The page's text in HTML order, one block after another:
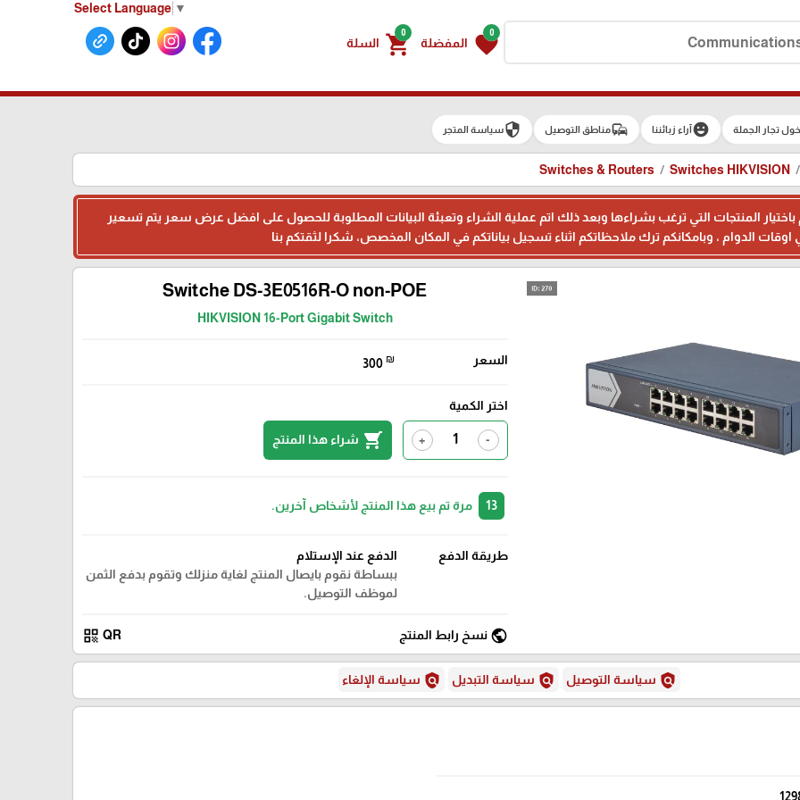
Select Language ▼
0
favorite المفضلة
0
shopping_cart السلة
تجار الجملة emoji_emotionsآراء زبائننا commuteمناطق التوصيل securityسياسة المتجر
Switches & Routers Switches HIKVISION
باختيار المنتجات التي ترغب بشراءها وبعد ذلك اتم عملية الشراء وتعبئة البيانات المطلوبة للحصول على افضل عرض سعر يتم تسعير
Switche DS-3E0516R-O non-POE
HIKVISION 16-Port Gigabit Switch
السعر 300 ₪
اختر الكمية
-
+
shopping_cart شراء هذا المنتج
13 مرة تم بيع هذا المنتج لأشخاص آخرين.
طريقة الدفع
الدفع عند الإستلام
ببساطة نقوم بايصال المنتج لغاية منزلك وتقوم بدفع الثمن
لموظف التوصيل.
public نسخ رابط المنتج QR
qr_code
policy سياسة التوصيل policy سياسة التبديل policy سياسة الإلغاء